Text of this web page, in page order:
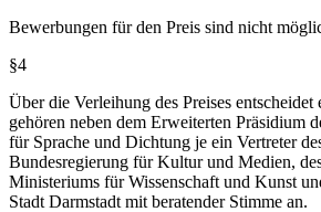
Bewerbungen für den Preis sind nicht
§4
Über die Verleihung des Preises entscheidet
gehören neben dem Erweiterten Präsidium
für Sprache und Dichtung je ein Vertreter
Bundesregierung für Kultur und Medien,
Ministeriums für Wissenschaft und Kunst
Stadt Darmstadt mit beratender Stimme an.